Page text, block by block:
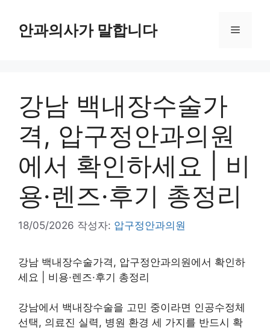
안과의사가 말합니다 메
강남 백내장수술가
격, 압구정안과의원
에서 확인하세요 | 비
용·렌즈·후기 총정리
18/05/2026 작성자: 압구정안과의원
강남 백내장수술가격, 압구정안과의원에서 확인하
세요 | 비용·렌즈·후기 총정리
강남에서 백내장수술을 고민 중이라면 인공수정체
선택, 의료진 실력, 병원 환경 세 가지를 반드시 확